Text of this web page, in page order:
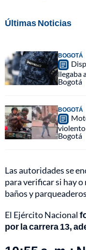
Últimas Noticias
BOGOTÁ
llegaba
Bogotá
BOGOTÁ
violento
Bogotá
Las autoridades se
para verificar si hay o
baños y
El Ejército Nacional
por la carrera 13,